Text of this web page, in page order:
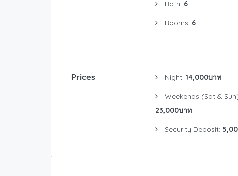
Bath: 6
Rooms: 6
Prices Night: 14,000บาท
Weekends (Sat &
23,000บาท
Security Deposit: